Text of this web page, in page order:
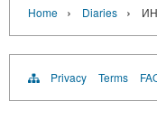
Home › Diaries ›
Privacy Terms